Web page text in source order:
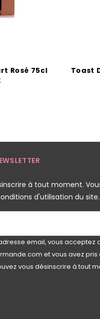
Rosé 75cl
Toast
à tout moment.
d'utilisation du site.
email, vous
et vous avez
vous désinscrire à tout